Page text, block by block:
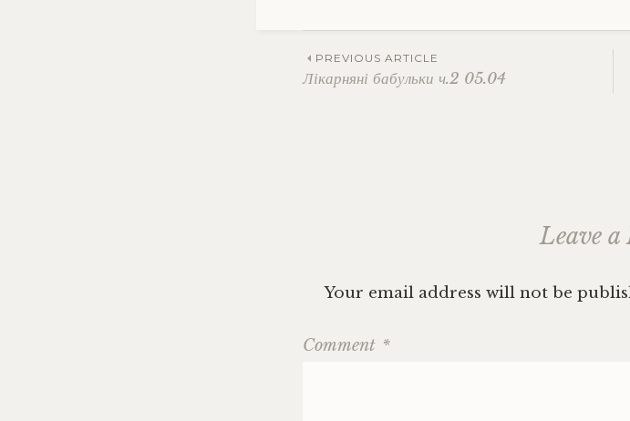
Post
PREVIOUS ARTICLE
Лікарняні бабульки ч.2 05.04
Leave a
Your email address will not be
Comment *